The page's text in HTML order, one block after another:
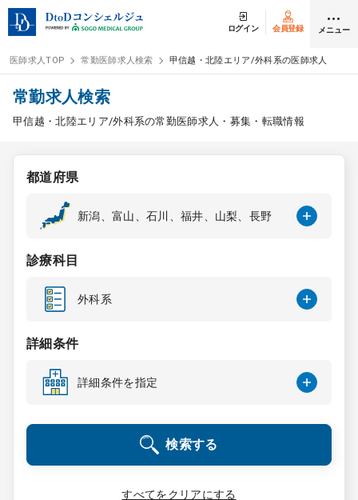
ログイン 会員登録 メニュー
ログイン
医師求人
常勤検索
スポット検索
DtoDの転職・
コンサルタント
成功事例
転職ノウハウ
医師求人TOP 常勤医師求人検索 甲信越・北陸エリア/外科系の医師求人
常勤求人検索
甲信越・北陸エリア/外科系の常勤医師求人・募集・転職情報
都道府県
新潟、富山、石川、福井、山梨、長野
診療科目
外科系
詳細条件
詳細条件を指定
検索する
すべてをクリアにする